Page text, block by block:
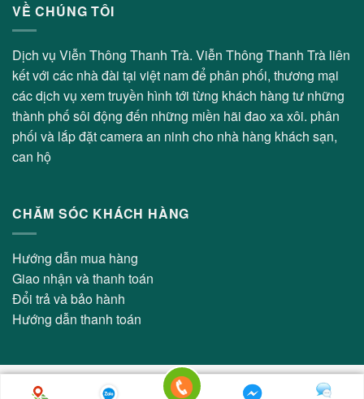
VỀ CHÚNG TÔI
Dịch vụ Viễn Thông Thanh Trà. Viễn Thông Thanh Trà liên
kết với các nhà đài tại việt nam để phân phối, thương mại
các dịch vụ xem truyền hình tới từng khách hàng tư những
thành phố sôi động đến những miền hãi đao xa xôi. phân
phối và lắp đặt camera an ninh cho nhà hàng khách sạn,
can hộ
CHĂM SÓC KHÁCH HÀNG
Hướng dẫn mua hàng
Giao nhận và thanh toán
Đổi trả và bảo hành
Hướng dẫn thanh toán
Copyright 2026 © Viễn Thông Thanh Trà - Thiết kế bởi:
Thiết Kế